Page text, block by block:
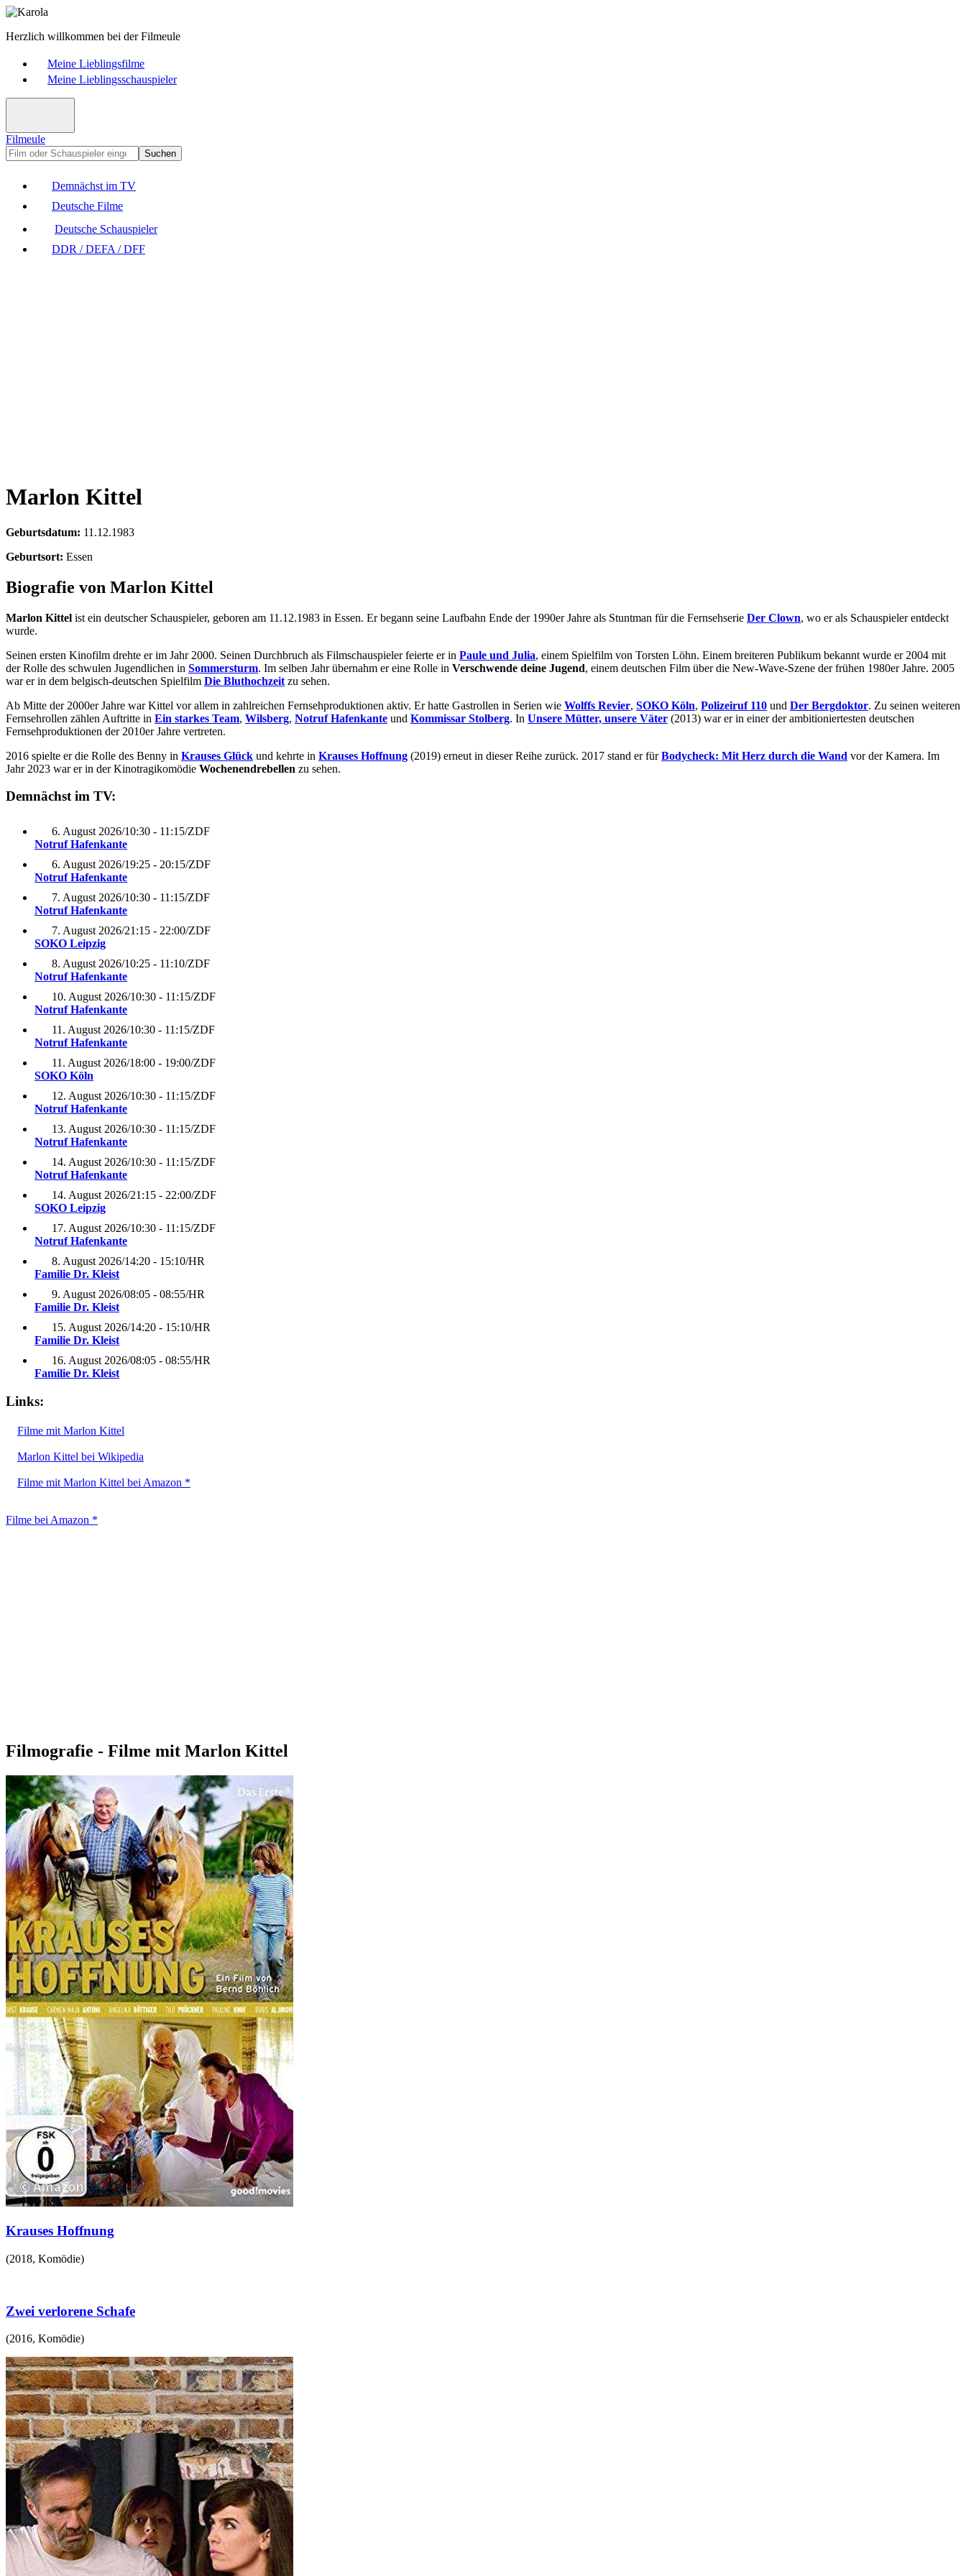
Herzlich willkommen bei der Filmeule
Meine Lieblingsfilme
Meine Lieblingsschauspieler
Filmeule
Suchen
Demnächst im TV
Deutsche Filme
Deutsche Schauspieler
DDR / DEFA / DFF
Marlon Kittel
Geburtsdatum: 11.12.1983
Geburtsort: Essen
Biografie von Marlon Kittel
Marlon Kittel ist ein deutscher Schauspieler, geboren am 11.12.1983 in Essen. Er begann seine Laufbahn Ende der 1990er Jahre als Stuntman für die Fernsehserie Der Clown, wo er als Schauspieler entdeckt
wurde.
Seinen ersten Kinofilm drehte er im Jahr 2000. Seinen Durchbruch als Filmschauspieler feierte er in Paule und Julia, einem Spielfilm von Torsten Löhn. Einem breiteren Publikum bekannt wurde er 2004 mit
der Rolle des schwulen Jugendlichen in Sommersturm. Im selben Jahr übernahm er eine Rolle in Verschwende deine Jugend, einem deutschen Film über die New-Wave-Szene der frühen 1980er Jahre. 2005
war er in dem belgisch-deutschen Spielfilm Die Bluthochzeit zu sehen.
Ab Mitte der 2000er Jahre war Kittel vor allem in zahlreichen Fernsehproduktionen aktiv. Er hatte Gastrollen in Serien wie Wolffs Revier, SOKO Köln, Polizeiruf 110 und Der Bergdoktor. Zu seinen weiteren
Fernsehrollen zählen Auftritte in Ein starkes Team, Wilsberg, Notruf Hafenkante und Kommissar Stolberg. In Unsere Mütter, unsere Väter (2013) war er in einer der ambitioniertesten deutschen
Fernsehproduktionen der 2010er Jahre vertreten.
2016 spielte er die Rolle des Benny in Krauses Glück und kehrte in Krauses Hoffnung (2019) erneut in dieser Reihe zurück. 2017 stand er fürBodycheck: Mit Herz durch die Wand vor der Kamera. Im
Jahr 2023 war er in der Kinotragikomödie Wochenendrebellen zu sehen.
Demnächst im TV:
6. August 2026/10:30 - 11:15/ZDF
Notruf Hafenkante
6. August 2026/19:25 - 20:15/ZDF
Notruf Hafenkante
7. August 2026/10:30 - 11:15/ZDF
Notruf Hafenkante
7. August 2026/21:15 - 22:00/ZDF
SOKO Leipzig
8. August 2026/10:25 - 11:10/ZDF
Notruf Hafenkante
10. August 2026/10:30 - 11:15/ZDF
Notruf Hafenkante
11. August 2026/10:30 - 11:15/ZDF
Notruf Hafenkante
11. August 2026/18:00 - 19:00/ZDF
SOKO Köln
12. August 2026/10:30 - 11:15/ZDF
Notruf Hafenkante
13. August 2026/10:30 - 11:15/ZDF
Notruf Hafenkante
14. August 2026/10:30 - 11:15/ZDF
Notruf Hafenkante
14. August 2026/21:15 - 22:00/ZDF
SOKO Leipzig
17. August 2026/10:30 - 11:15/ZDF
Notruf Hafenkante
8. August 2026/14:20 - 15:10/HR
Familie Dr. Kleist
9. August 2026/08:05 - 08:55/HR
Familie Dr. Kleist
15. August 2026/14:20 - 15:10/HR
Familie Dr. Kleist
16. August 2026/08:05 - 08:55/HR
Familie Dr. Kleist
Links:
Filme mit Marlon Kittel
Marlon Kittel bei Wikipedia
Filme mit Marlon Kittel bei Amazon *
Filme bei Amazon *
Filmografie - Filme mit Marlon Kittel
Krauses Hoffnung
(2018, Komödie)
Zwei verlorene Schafe
(2016, Komödie)